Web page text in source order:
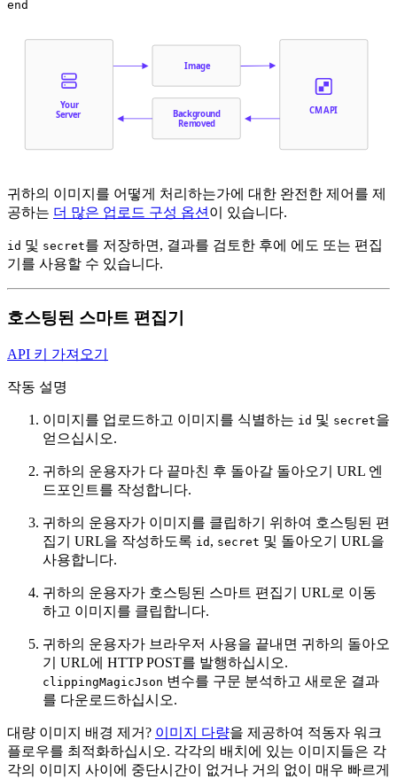
Your
Server
Image
Background
Removed
CM API
귀하의 이미지를 어떻게 처리하는가에 대한 완전한 제어를 제
공하는 더 많은 업로드 구성 옵션 이 있습니다.
id 및 secret를 저장하면, 결과를 검토한 후에 에도 또는 편집
기를 사용할 수 있습니다.
호스팅된 스마트 편집기
API 키 가져오기
작동 설명
이미지를 업로드하고 이미지를 식별하는 id 및 secret을
얻으십시오.
귀하의 운용자가 다 끝마친 후 돌아갈 돌아오기 URL 엔
드포인트를 작성합니다.
귀하의 운용자가 이미지를 클립하기 위하여 호스팅된 편
집기 URL을 작성하도록 id , secret 및 돌아오기 URL을
사용합니다.
귀하의 운용자가 호스팅된 스마트 편집기 URL로 이동
하고 이미지를 클립합니다.
귀하의 운용자가 브라우저 사용을 끝내면 귀하의 돌아오
기 URL에 HTTP POST를 발행하십시오.
clippingMagicJson 변수를 구문 분석하고 새로운 결과
를 다운로드하십시오.
대량 이미지 배경 제거? 이미지 다량을 제공하여 적동자 워크
플로우를 최적화하십시오. 각각의 배치에 있는 이미지들은 각
각의 이미지 사이에 중단시간이 없거나 거의 없이 매우 빠르게